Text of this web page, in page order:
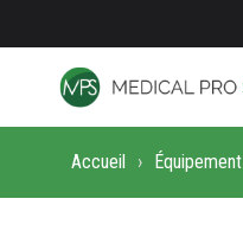
Accueil Équipement